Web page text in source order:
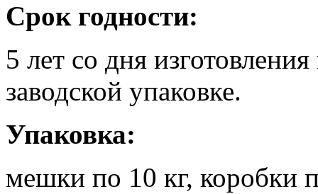
Срок годности:
5 лет со дня
заводской упаковке.
Упаковка:
мешки по 10 кг, коробки